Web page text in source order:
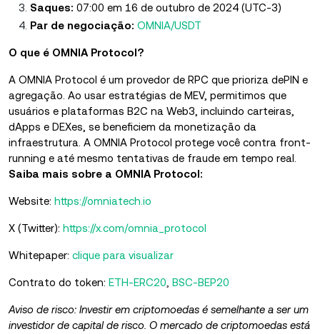
Saques: 07:00 em 16 de outubro de 2024 (UTC-3)
Par de negociação: OMNIA/USDT
O que é OMNIA Protocol?
A OMNIA Protocol é um provedor de RPC que prioriza dePIN e
agregação. Ao usar estratégias de MEV, permitimos que
usuários e plataformas B2C na Web3, incluindo carteiras,
dApps e DEXes, se beneficiem da monetização da
infraestrutura. A OMNIA Protocol protege você contra front-
running e até mesmo tentativas de fraude em tempo real.
Saiba mais sobre a OMNIA Protocol:
Website: https://omniatech.io
X (Twitter): https://x.com/omnia_protocol
Whitepaper: clique para visualizar
Contrato do token: ETH-ERC20 BSC-BEP20
Aviso de risco: Investir em criptomoedas é semelhante a ser um
investidor de capital de risco. O mercado de criptomoedas está